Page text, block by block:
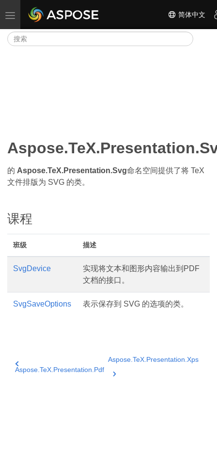
切换导航 简体中文
的 Aspose.TeX.Presentation.Svg命名空间提供了将 TeX
文件排版为 SVG 的类。
课程
班级 描述
SvgDevice
实现将文本和图形内容输出到PDF
文档的接口。
SvgSaveOptions 表示保存到 SVG 的选项的类。
Aspose.TeX.Presentation.Pdf
Aspose.TeX.Presentation.Xps